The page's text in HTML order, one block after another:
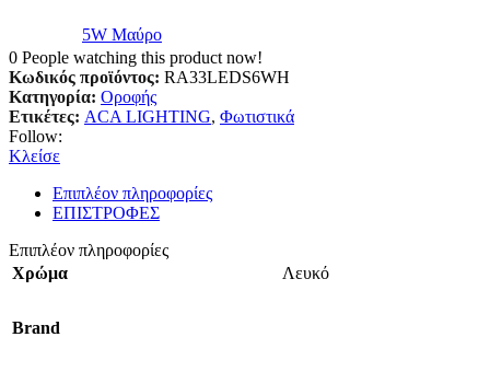
5W Μαύρο
0 People watching this product now!
Κωδικός προϊόντος: RA33LEDS6WH
Κατηγορία: Οροφής
Ετικέτες: ACA LIGHTING, Φωτιστικά
Follow:
Κλείσε
Επιπλέον πληροφορίες
ΕΠΙΣΤΡΟΦΕΣ
Επιπλέον πληροφορίες
Χρώμα
Λευκό
Brand